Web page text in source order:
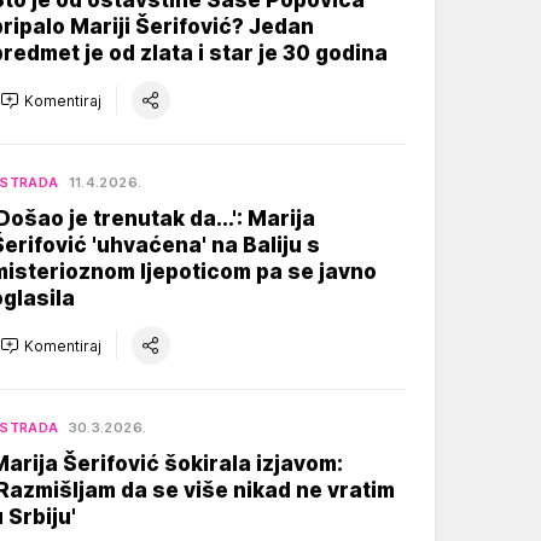
Mariji Šerifović? Jedan
je od zlata i star je 30 godina
Komentiraj
11.4.2026.
je trenutak da...': Marija
'uhvaćena' na Baliju s
ljepoticom pa se javno
Komentiraj
30.3.2026.
Šerifović šokirala izjavom:
da se više nikad ne vratim
Srbiju'